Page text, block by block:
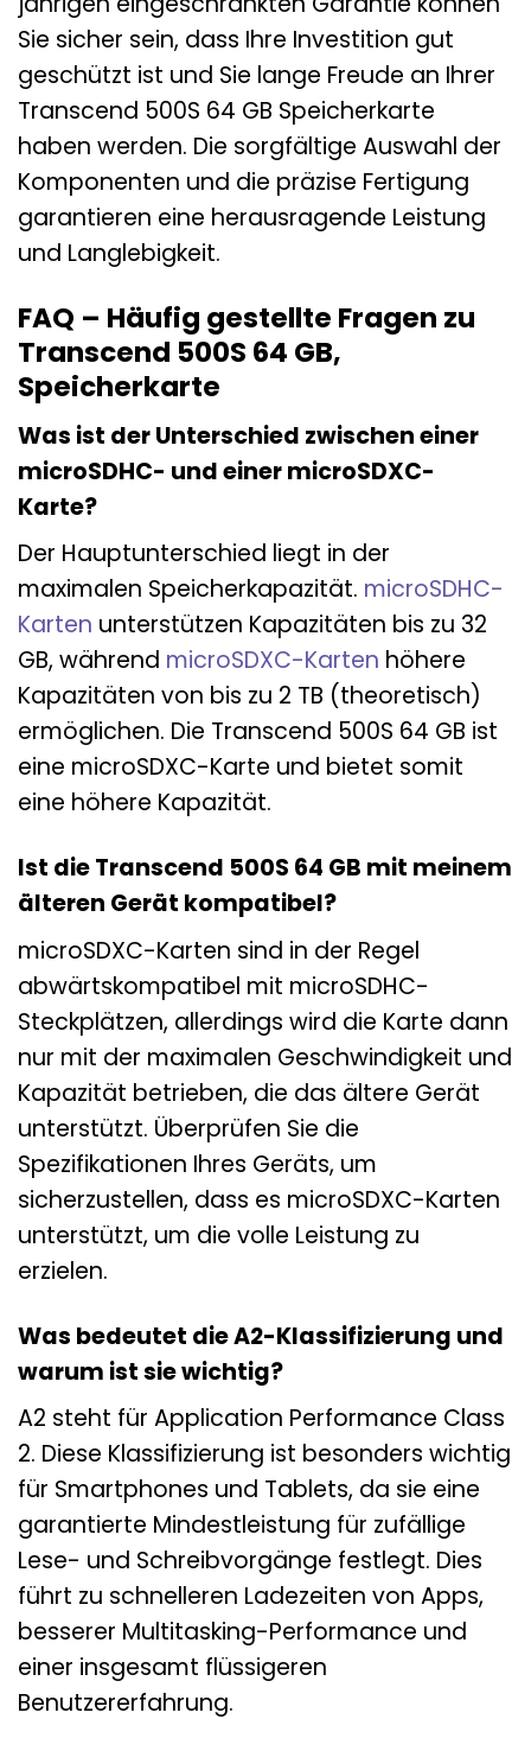
Sie sicher sein, dass Ihre Investition gut
geschützt ist und Sie lange Freude an Ihrer
Transcend 500S 64 GB Speicherkarte
haben werden. Die sorgfältige Auswahl der
Komponenten und die präzise Fertigung
garantieren eine herausragende Leistung
und Langlebigkeit.
FAQ – Häufig gestellte Fragen zu
Transcend 500S 64 GB,
Speicherkarte
Was ist der Unterschied zwischen einer
microSDHC- und einer microSDXC-
Karte?
Der Hauptunterschied liegt in der
maximalen Speicherkapazität. microSDHC-
Karten unterstützen Kapazitäten bis zu 32
GB, während microSDXC-Karten höhere
Kapazitäten von bis zu 2 TB (theoretisch)
ermöglichen. Die Transcend 500S 64 GB ist
eine microSDXC-Karte und bietet somit
eine höhere Kapazität.
Ist die Transcend 500S 64 GB mit meinem
älteren Gerät kompatibel?
microSDXC-Karten sind in der Regel
abwärtskompatibel mit microSDHC-
Steckplätzen, allerdings wird die Karte dann
nur mit der maximalen Geschwindigkeit und
Kapazität betrieben, die das ältere Gerät
unterstützt. Überprüfen Sie die
Spezifikationen Ihres Geräts, um
sicherzustellen, dass es microSDXC-Karten
unterstützt, um die volle Leistung zu
erzielen.
Was bedeutet die A2-Klassifizierung und
warum ist sie wichtig?
A2 steht für Application Performance Class
2. Diese Klassifizierung ist besonders wichtig
für Smartphones und Tablets, da sie eine
garantierte Mindestleistung für zufällige
Lese- und Schreibvorgänge festlegt. Dies
führt zu schnelleren Ladezeiten von Apps,
besserer Multitasking-Performance und
einer insgesamt flüssigeren
Benutzererfahrung.